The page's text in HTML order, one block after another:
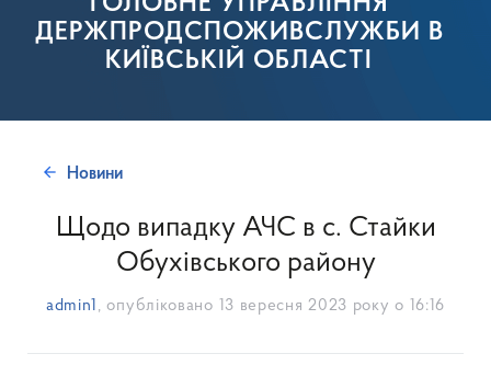
ДЕРЖПРОДСПОЖИВСЛУЖБИ В
КИЇВСЬКІЙ ОБЛАСТІ
Новини
Щодо випадку АЧС в с. Стайки
Обухівського району
admin1 , опубліковано 13 вересня 2023 року о 16:16